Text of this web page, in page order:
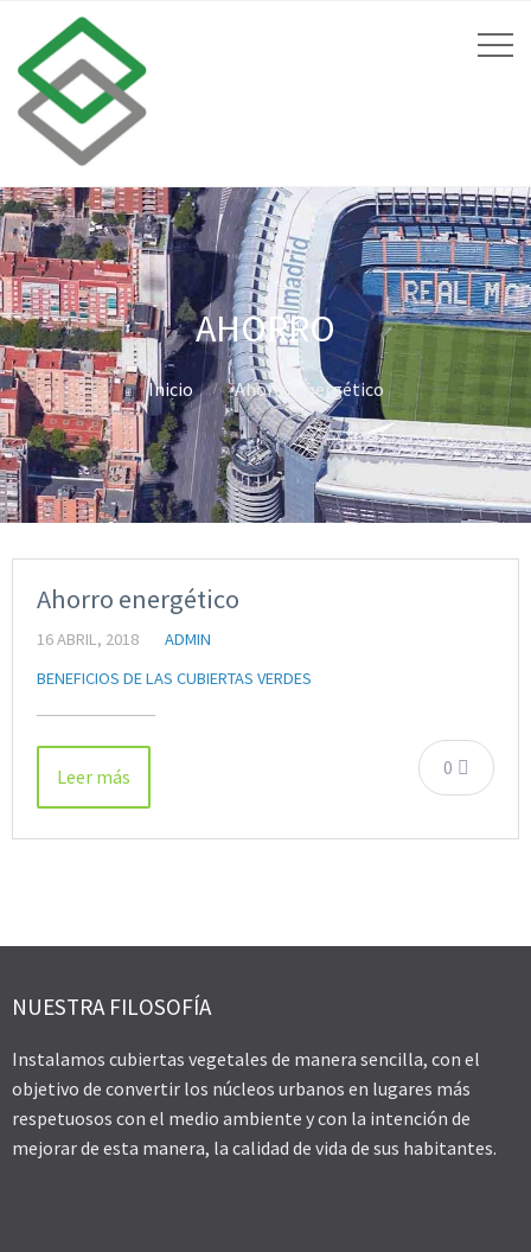
AHORRO
Inicio Ahorro energético
Ahorro energético
16 ABRIL, 2018
ADMIN
BENEFICIOS DE LAS CUBIERTAS VERDES
0
Leer más
NUESTRA FILOSOFÍA
Instalamos cubiertas vegetales de manera sencilla, con el
objetivo de convertir los núcleos urbanos en lugares más
respetuosos con el medio ambiente y con la intención de
mejorar de esta manera, la calidad de vida de sus habitantes.